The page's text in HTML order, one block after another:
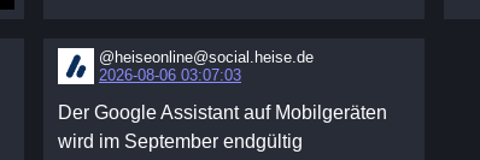
@heiseonline@social.heise.de
2026-08-06 03:07:03
Der Google Assistant auf Mobilgeräten
wird im September endgültig